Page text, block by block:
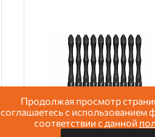
Продолжая просмотр
соглашаетесь с использованием
соответствии с данной